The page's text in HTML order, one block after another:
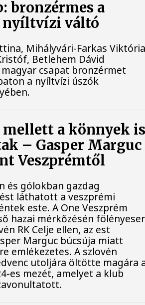
bronzérmes a
nyíltvízi váltó
Mihályvári-Farkas
Betlehem Dávid
csapat bronzérmet
a nyíltvízi úszók
a könnyek
– Gasper Marguc
Veszprémtől
és gólokban gazdag
láthatott a veszprémi
este. A One Veszprém
hazai mérkőzésén
RK Celje ellen, az est
Marguc búcsúja miatt
emlékezetes. A szlovén
utoljára öltötte magára
es mezét, amelyet a klub